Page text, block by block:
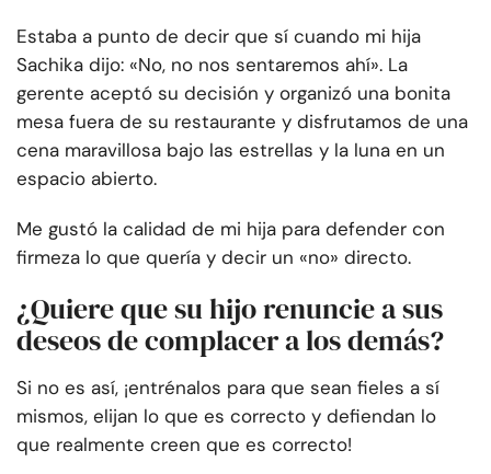
Estaba a punto de decir que sí cuando mi hija
Sachika dijo: «No, no nos sentaremos ahí». La
gerente aceptó su decisión y organizó una bonita
mesa fuera de su restaurante y disfrutamos de una
cena maravillosa bajo las estrellas y la luna en un
espacio abierto.
Me gustó la calidad de mi hija para defender con
firmeza lo que quería y decir un «no» directo.
¿Quiere que su hijo renuncie a sus
deseos de complacer a los demás?
Si no es así, ¡entrénalos para que sean fieles a sí
mismos, elijan lo que es correcto y defiendan lo
que realmente creen que es correcto!